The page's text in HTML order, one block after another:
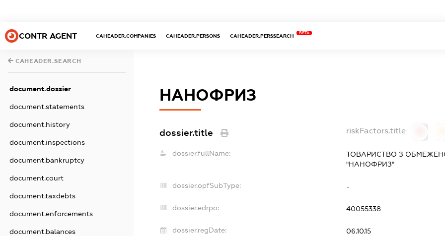
CONTR AGENT CAHEADER.COMPANIES CAHEADER.PERSONS CAHEADER.PERSSEARCH
BETA
CAHEADER.SEARCH
document.dossier
document.statements
document.history
document.inspections
document.bankruptcy
document.court
document.taxdebts
document.enforcements
document.balances
НАНОФРИЗ
dossier.title riskFactors.title
dossier.fullName:
ТОВАРИСТВО З
"НАНОФРИЗ"
dossier.opfSubType: -
dossier.edrpo: 40055338
dossier.regDate: 06.10.15